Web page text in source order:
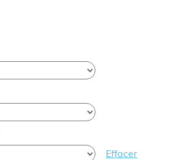
Effacer